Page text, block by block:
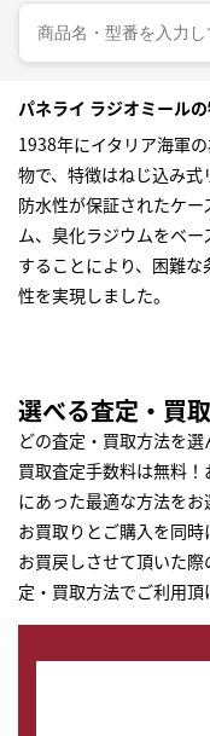
パネライ ラジオミール
1938年にイタリア海軍
物で、特徴はねじ込み式
防水性が保証されたケ
ム、臭化ラジウムをベ
することにより、困難
性を実現しました。
選べる査定・買
どの査定・買取方法を選
買取査定手数料は無料
にあった最適な方法をお
お買取りとご購入を同
お買戻しさせて頂いた
定・買取方法でご利用頂